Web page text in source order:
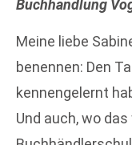
Buchhandlung
Meine liebe
benennen: Den
kennengelernt
Und auch, wo